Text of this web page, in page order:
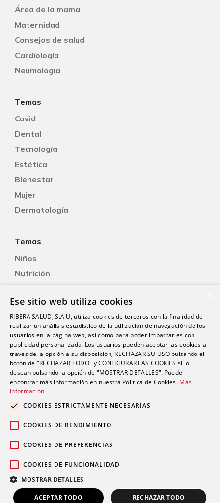
Área de la mama
Maternidad
Consejos de salud
Cardiología
Neumología
Temas
Covid
Dental
Tecnología
Estética
Bienestar
Mujer
Dermatología
Temas
Niños
Nutrición
Salud Sexual
Oftalmología
Otorrinolaringología
Oncología
Fisioterapia
Contacto
© 2026 Grupo Ribera |
Política de cookies
Ese sitio web utiliza cookies
RIBERA SALUD, S.A.U, utiliza cookies de terceros con la finalidad de
realizar un análisis estadístico de la utilización de navegación de los
usuarios en la página web, así como para poder impactarles con
publicidad personalizada. Los usuarios pueden aceptar las cookies a
través de la opción a su disposición, RECHAZAR SU USO pulsando el
botón de "RECHAZAR TODO" y CONFIGURAR LAS COOKIES si lo
desean pulsando la opción de "MOSTRAR DETALLES". Puede
encontrar más información en nuestra Política de Cookies. Más
información
COOKIES ESTRICTAMENTE NECESARIAS
COOKIES DE RENDIMIENTO
COOKIES DE PREFERENCIAS
COOKIES DE FUNCIONALIDAD
MOSTRAR DETALLES
ACEPTAR TODO RECHAZAR TODO